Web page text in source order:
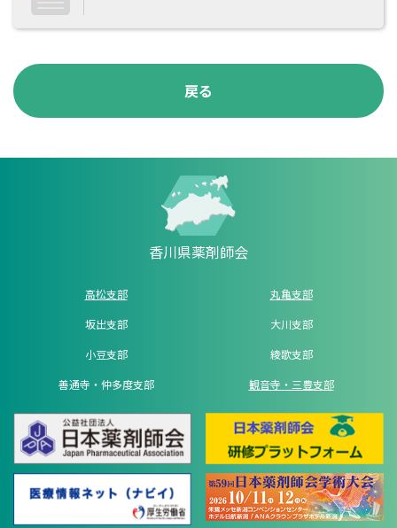
戻る
香川県薬剤師会
高松支部
丸亀支部
坂出支部
大川支部
小豆支部
綾歌支部
善通寺・仲多度支部
観音寺・三豊支部